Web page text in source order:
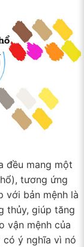
đều mang một
tương ứng
với bản mệnh là
thủy, giúp tăng
vận mệnh của
ý nghĩa vì nó